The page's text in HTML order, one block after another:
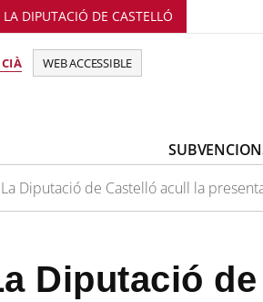
DIPUTACIÓ DE CASTELLÓ
WEB ACCESSIBLE
La Diputació de Castelló acull la
Diputació